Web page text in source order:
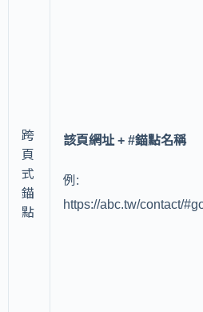
跨
頁
式
錨
點
該頁網址 + #錨點名稱
例:
https://abc.tw/contact/